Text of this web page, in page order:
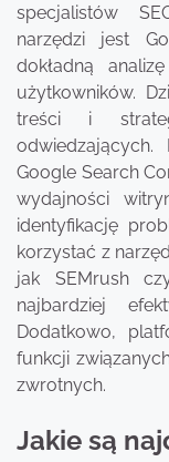
specjalistów
narzędzi jest
dokładną
użytkowników.
treści i
Google Search
wydajności
identyfikację
korzystać z
jak SEMrush
najbardziej
Dodatkowo,
funkcji
zwrotnych.
Jakie są